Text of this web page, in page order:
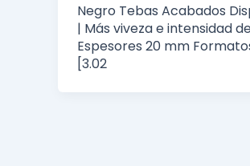
Negro Tebas Acabados
| Más viveza e intensidad
Espesores 20 mm
[3.02